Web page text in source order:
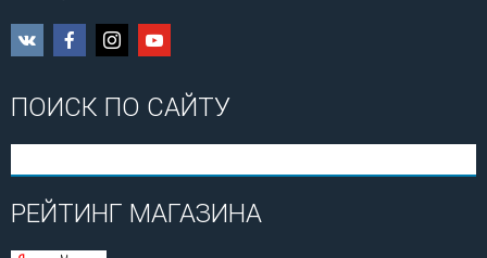
ПОИСК ПО САЙТУ
РЕЙТИНГ МАГАЗИНА